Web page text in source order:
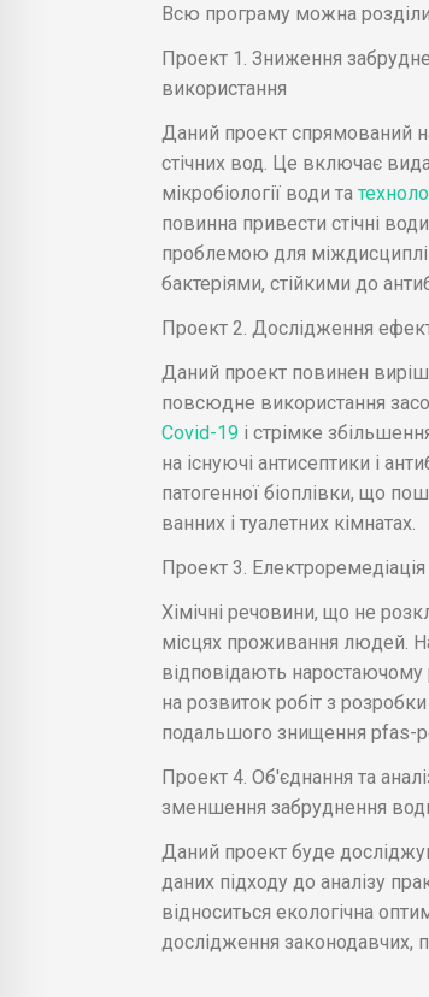
Всю програму можна
Проект 1. Зниження
використання
Даний проект спрямований
стічних вод. Це включає
мікробіології води та
повинна привести стічні
проблемою для
бактеріями, стійкими до
Проект 2. Дослідження
Даний проект повинен
повсюдне використання
Covid-19 і стрімке
на існуючі антисептики і
патогенної біоплівки, що
ванних і туалетних кімнатах.
Проект 3. Електроремедіація
Хімічні речовини, що не
місцях проживання людей.
відповідають
на розвиток робіт з
подальшого знищення pfas-
Проект 4. Об'єднання та
зменшення забруднення води
Даний проект буде
даних підходу до аналізу
відноситься екологічна
дослідження законодавчих,